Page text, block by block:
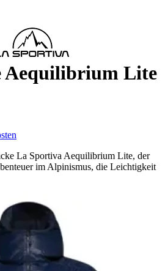
Aequilibrium Lite
La Sportiva Aequilibrium Lite, der
im Alpinismus, die Leichtigkeit